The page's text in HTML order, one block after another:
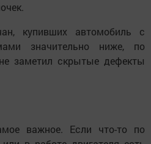
купивших автомобиль с
значительно ниже, по
заметил скрытые дефекты
важное. Если что-то по